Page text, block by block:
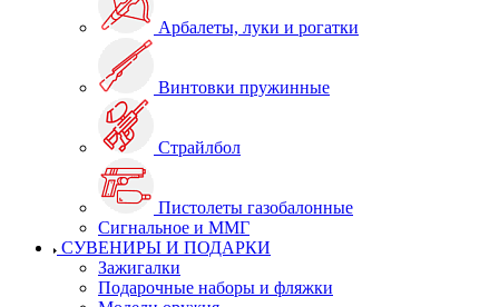
Арбалеты, луки и рогатки
Винтовки пружинные
Страйлбол
Пистолеты газобалонные
Сигнальное и ММГ
СУВЕНИРЫ И ПОДАРКИ
Зажигалки
Подарочные наборы и фляжки